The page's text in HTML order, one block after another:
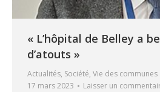
« L’hôpital de Belley a
d’atouts »
Actualités, Société, Vie des communes
17 mars 2023
Laisser un